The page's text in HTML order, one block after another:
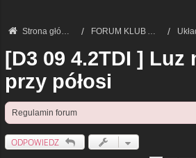
Strona główna FORUM KLUB AUDI A8 - FORUM TECHNICZNE
[D3 09 4.2TDI ] Luz
przy półosi
Regulamin forum
ODPOWIEDZ